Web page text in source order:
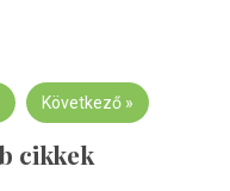
Következő »
cikkek